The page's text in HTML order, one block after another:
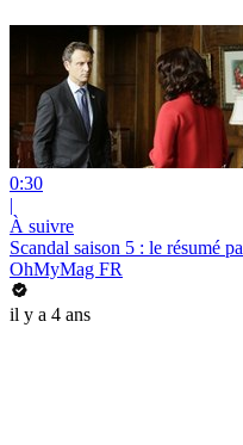
0:30
|
À suivre
Scandal saison 5 : le résumé
OhMyMag FR
il y a 4 ans